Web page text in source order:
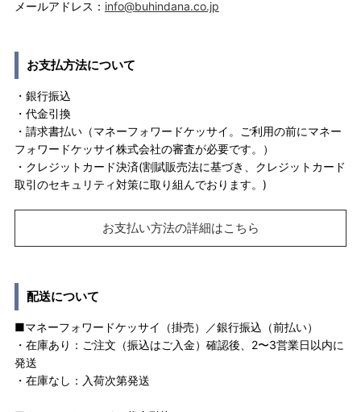
メールアドレス： info@buhindana.co.jp
お支払方法について
・銀行振込
・代金引換
・請求書払い（マネーフォワードケッサイ。ご利用の前にマネー
フォワードケッサイ株式会社の審査が必要です。）
・クレジットカード決済(割賦販売法に基づき、クレジットカード
取引のセキュリティ対策に取り組んでおります。)
お支払い方法の詳細はこちら
配送について
■マネーフォワードケッサイ（掛売）／銀行振込（前払い）
・在庫あり：ご注文（振込はご入金）確認後、2〜3営業日以内に
発送
・在庫なし：入荷次第発送